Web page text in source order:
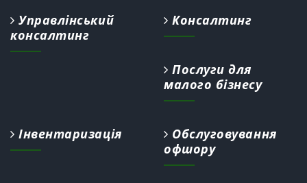
Управлінський
консалтинг
Консалтинг
Послуги для
малого бізнесу
Інвентаризація
Обслуговування
офшору